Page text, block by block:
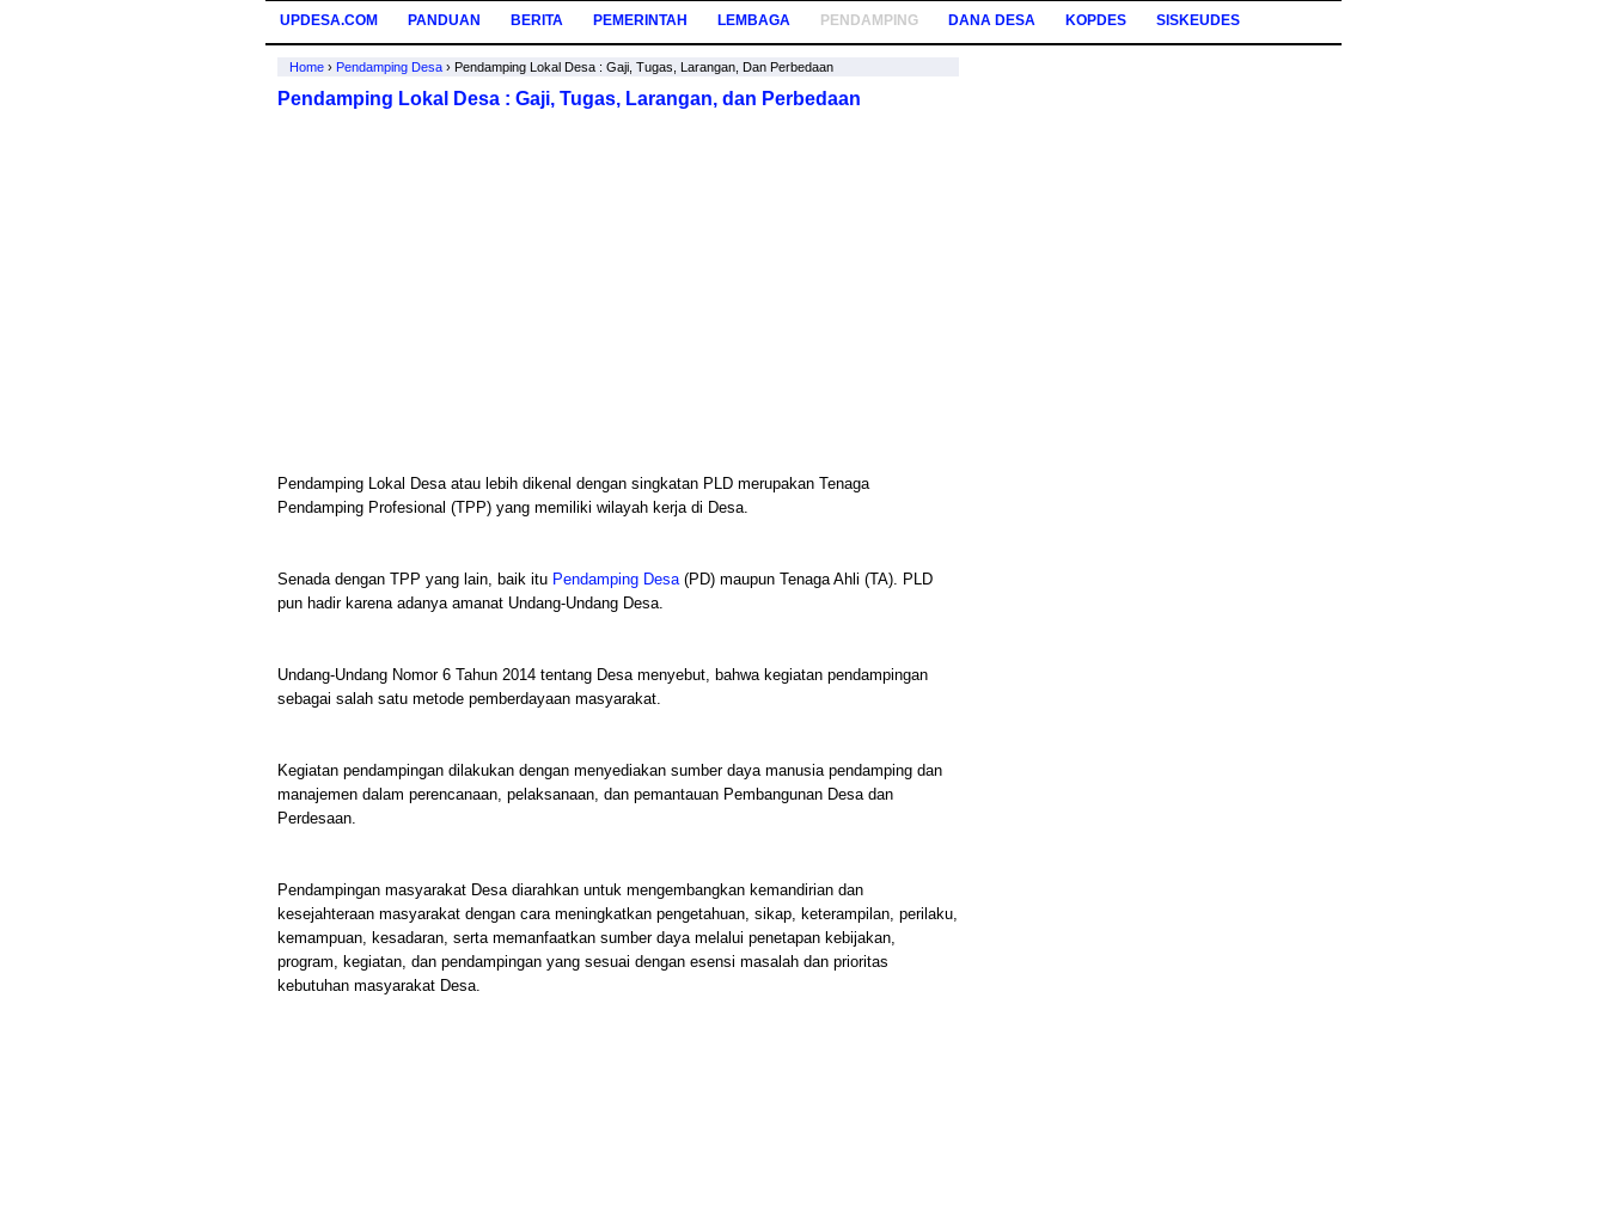
UPDESA.COM PANDUAN BERITA PEMERINTAH LEMBAGA PENDAMPING DANA DESA KOPDES SISKEUDES
Home › Pendamping Desa › Pendamping Lokal Desa : Gaji, Tugas, Larangan, Dan Perbedaan
Pendamping Lokal Desa : Gaji, Tugas, Larangan, dan Perbedaan
Pendamping Lokal Desa atau lebih dikenal dengan singkatan PLD merupakan Tenaga
Pendamping Profesional (TPP) yang memiliki wilayah kerja di Desa.
Senada dengan TPP yang lain, baik itu Pendamping Desa(PD) maupun Tenaga Ahli (TA). PLD
pun hadir karena adanya amanat Undang-Undang Desa.
Undang-Undang Nomor 6 Tahun 2014 tentang Desa menyebut, bahwa kegiatan pendampingan
sebagai salah satu metode pemberdayaan masyarakat.
Kegiatan pendampingan dilakukan dengan menyediakan sumber daya manusia pendamping dan
manajemen dalam perencanaan, pelaksanaan, dan pemantauan Pembangunan Desa dan
Perdesaan.
Pendampingan masyarakat Desa diarahkan untuk mengembangkan kemandirian dan
kesejahteraan masyarakat dengan cara meningkatkan pengetahuan, sikap, keterampilan, perilaku,
kemampuan, kesadaran, serta memanfaatkan sumber daya melalui penetapan kebijakan,
program, kegiatan, dan pendampingan yang sesuai dengan esensi masalah dan prioritas
kebutuhan masyarakat Desa.